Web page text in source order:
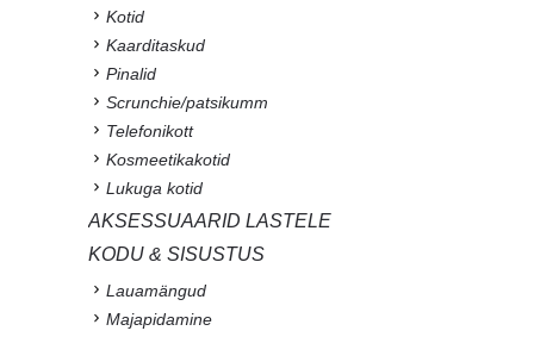
Kotid
Kaarditaskud
Pinalid
Scrunchie/patsikumm
Telefonikott
Kosmeetikakotid
Lukuga kotid
AKSESSUAARID LASTELE
KODU & SISUSTUS
Lauamängud
Majapidamine